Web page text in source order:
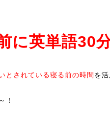
に英単語30
とされている寝る前の時間 を
！